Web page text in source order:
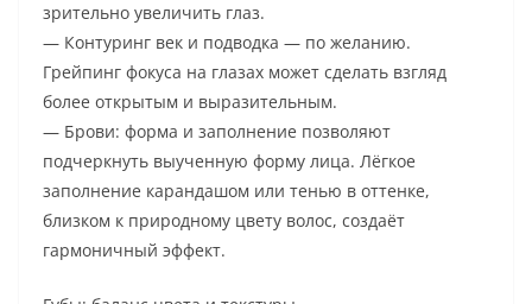
зрительно увеличить глаз.
— Контуринг век и подводка — по желанию.
Грейпинг фокуса на глазах может сделать взгляд
более открытым и выразительным.
— Брови: форма и заполнение позволяют
подчеркнуть выученную форму лица. Лёгкое
заполнение карандашом или тенью в оттенке,
близком к природному цвету волос, создаёт
гармоничный эффект.